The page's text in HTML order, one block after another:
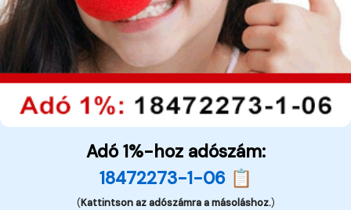
Adó 1%-hoz adószám:
18472273-1-06 📋
(Kattintson az adószámra a másoláshoz.)